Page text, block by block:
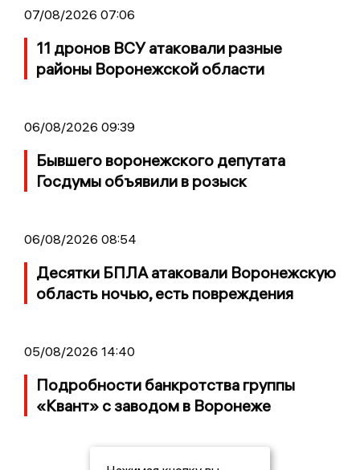
07/08/2026 07:06
11 дронов ВСУ атаковали разные
районы Воронежской области
06/08/2026 09:39
Бывшего воронежского депутата
Госдумы объявили в розыск
06/08/2026 08:54
Десятки БПЛА атаковали Воронежскую
область ночью, есть повреждения
05/08/2026 14:40
Подробности банкротства группы
«Квант» с заводом в Воронеже